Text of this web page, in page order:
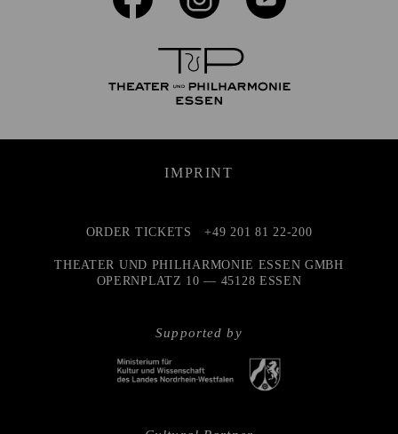
IMPRINT
Supported by
ORDER TICKETS +49 201 81 22-200
THEATER UND PHILHARMONIE ESSEN GMBH
OPERNPLATZ 10 — 45128 ESSEN